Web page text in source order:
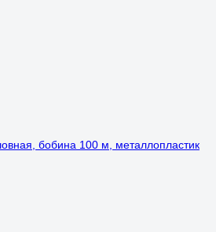
бобина 100 м, металлопластик